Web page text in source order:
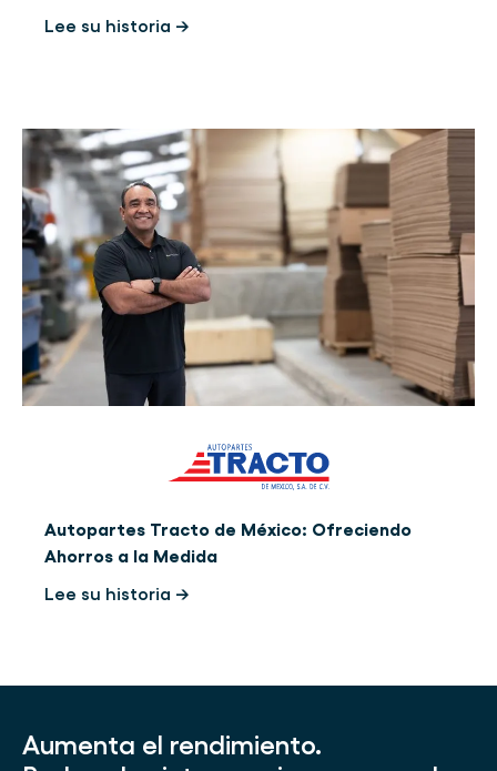
Lee su historia →
Autopartes Tracto de México: Ofreciendo
Ahorros a la Medida
Lee su historia →
Aumenta el rendimiento.